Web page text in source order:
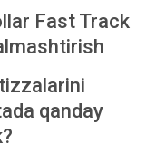
Fast Track
qanday